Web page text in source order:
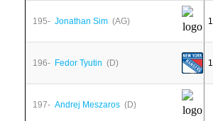
195- Jonathan Sim (AG)
196- Fedor Tyutin (D)
197- Andrej Meszaros (D)